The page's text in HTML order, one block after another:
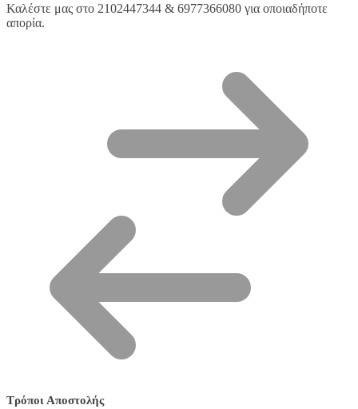
Καλέστε μας στο 2102447344 & 6977366080 για οποιαδήποτε
απορία.
Τρόποι Αποστολής